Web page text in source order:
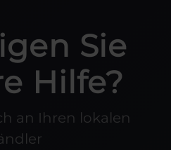
Sie
Hilfe?
an Ihren lokalen